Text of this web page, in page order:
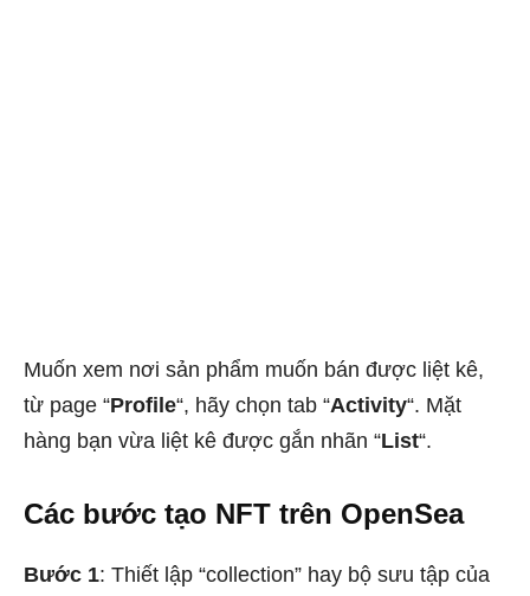
Muốn xem nơi sản phẩm muốn bán được liệt kê,
từ page “Profile“, hãy chọn tab “Activity“. Mặt
hàng bạn vừa liệt kê được gắn nhãn “List“.
Các bước tạo NFT trên OpenSea
Bước 1: Thiết lập “collection” hay bộ sưu tập của